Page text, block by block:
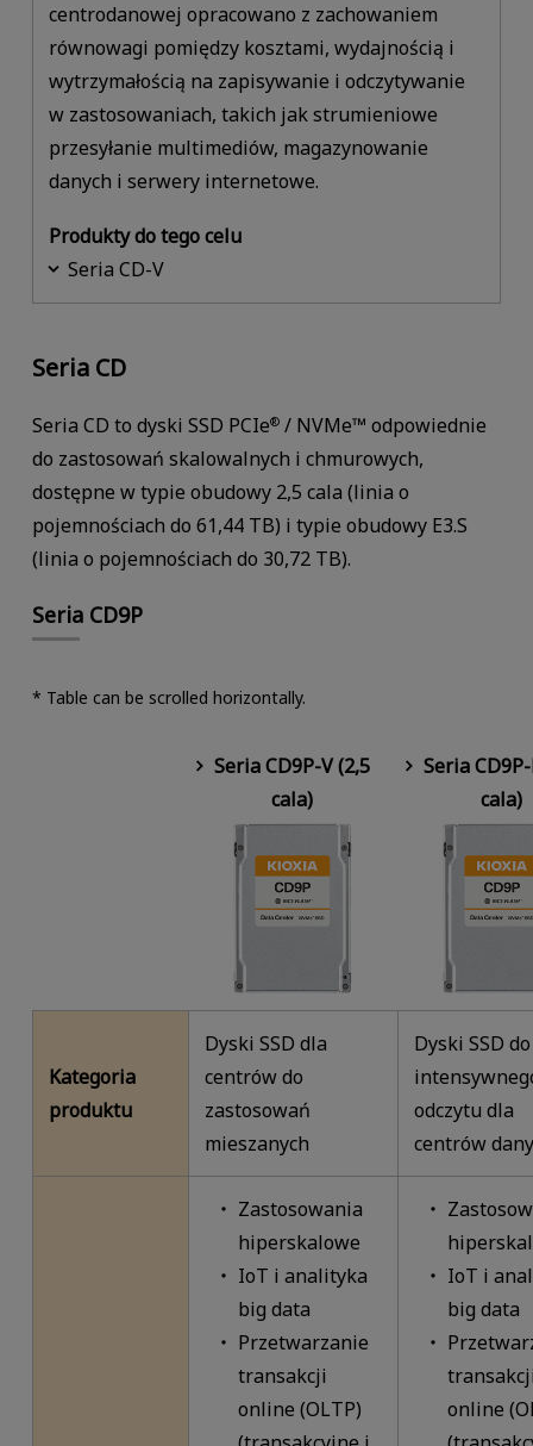
centrodanowej opracowano z zachowaniem
równowagi pomiędzy kosztami, wydajnością i
wytrzymałością na zapisywanie i odczytywanie
w zastosowaniach, takich jak strumieniowe
przesyłanie multimediów, magazynowanie
danych i serwery internetowe.
Produkty do tego celu
Seria CD-V
Seria CD
Seria CD to dyski SSD PCIe®/ NVMe™ odpowiednie
do zastosowań skalowalnych i chmurowych,
dostępne w typie obudowy 2,5 cala (linia o
pojemnościach do 61,44 TB) i typie obudowy E3.S
(linia o pojemnościach do 30,72 TB).
Seria CD9P
* Table can be scrolled horizontally.
Seria CD9P-V (2,5
cala)
Seria
cala)
Kategoria
produktu
Dyski SSD dla
centrów do
zastosowań
mieszanych
Dyski SSD do
odczytu dla
centrów
Zastosowania
hiperskalowe
IoT i analityka
big data
Przetwarzanie
transakcji
online (OLTP)
IoT i
big data
online